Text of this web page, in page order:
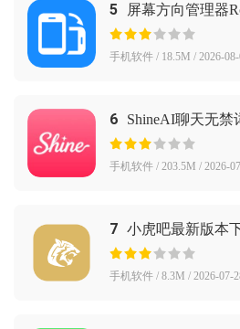
5 屏幕方向管理器
手机软件 / 18.5M / 2026-
6 ShineAI聊天无禁
手机软件 / 203.5M / 2026-
7 小虎吧最新版本
手机软件 / 8.3M / 2026-07-